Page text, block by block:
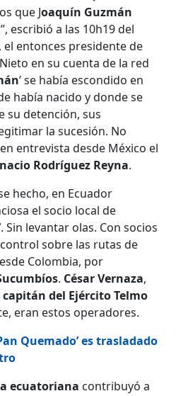
que Joaquín Guzmán
escribió a las 10h19 del
el entonces presidente de
en su cuenta de la red
’ se había escondido en
había nacido y donde se
su detención, sus
la sucesión. No
entrevista desde México el
Rodríguez Reyna.
hecho, en Ecuador
el socio local de
. Sin levantar olas. Con socios
sobre las rutas de
Colombia, por
. César Vernaza,
capitán del Ejército Telmo
eran estos operadores.
Quemado’ es trasladado
ecuatoriana contribuyó a